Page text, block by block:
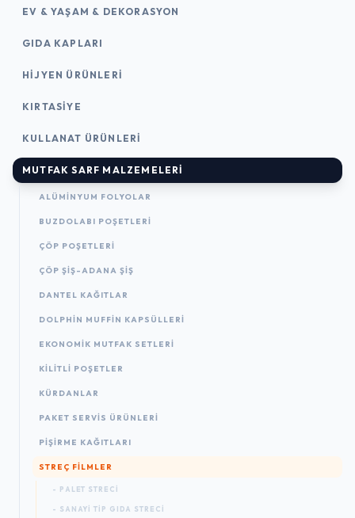
EV & YAŞAM & DEKORASYON
GIDA KAPLARI
HIJYEN ÜRÜNLERI
KIRTASİYE
KULLANAT ÜRÜNLERI
MUTFAK SARF MALZEMELERI
ALÜMINYUM FOLYOLAR
BUZDOLABI POŞETLERI
ÇÖP POŞETLERI
ÇÖP ŞIŞ-ADANA ŞIŞ
DANTEL KAĞITLAR
DOLPHIN MUFFIN KAPSÜLLERI
EKONOMIK MUTFAK SETLERI
KILITLI POŞETLER
KÜRDANLAR
PAKET SERVIS ÜRÜNLERI
PIŞIRME KAĞITLARI
STREÇ FILMLER
- PALET STRECI
- SANAYI TIP GIDA STRECI